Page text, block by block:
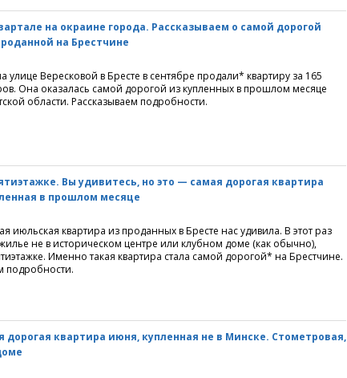
рынка
на окраине города. Рассказываем о самой дорогой
на Брестчине
улице Вересковой в Бресте в сентябре продали* квартиру за 165
Она оказалась самой дорогой из купленных в прошлом месяце
области. Рассказываем подробности.
Вы удивитесь, но это — самая дорогая квартира
в прошлом месяце
июльская квартира из проданных в Бресте нас удивила. В этот раз
не в историческом центре или клубном доме (как обычно),
Именно такая квартира стала самой дорогой* на Брестчине.
подробности.
дорогая квартира июня, купленная не в Минске. Стометровая,